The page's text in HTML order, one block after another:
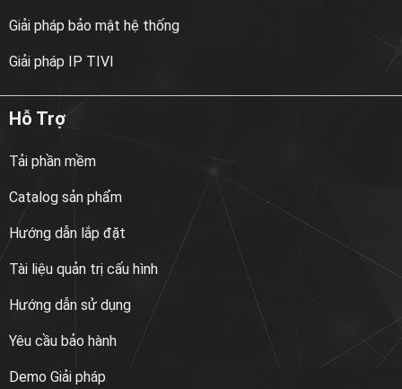
Giải pháp bảo mật hệ thống
Giải pháp IP TIVI
Hỗ Trợ
Tải phần mềm
Catalog sản phẩm
Hướng dẫn lắp đặt
Tài liệu quản trị cấu hình
Hướng dẫn sử dụng
Yêu cầu bảo hành
Demo Giải pháp